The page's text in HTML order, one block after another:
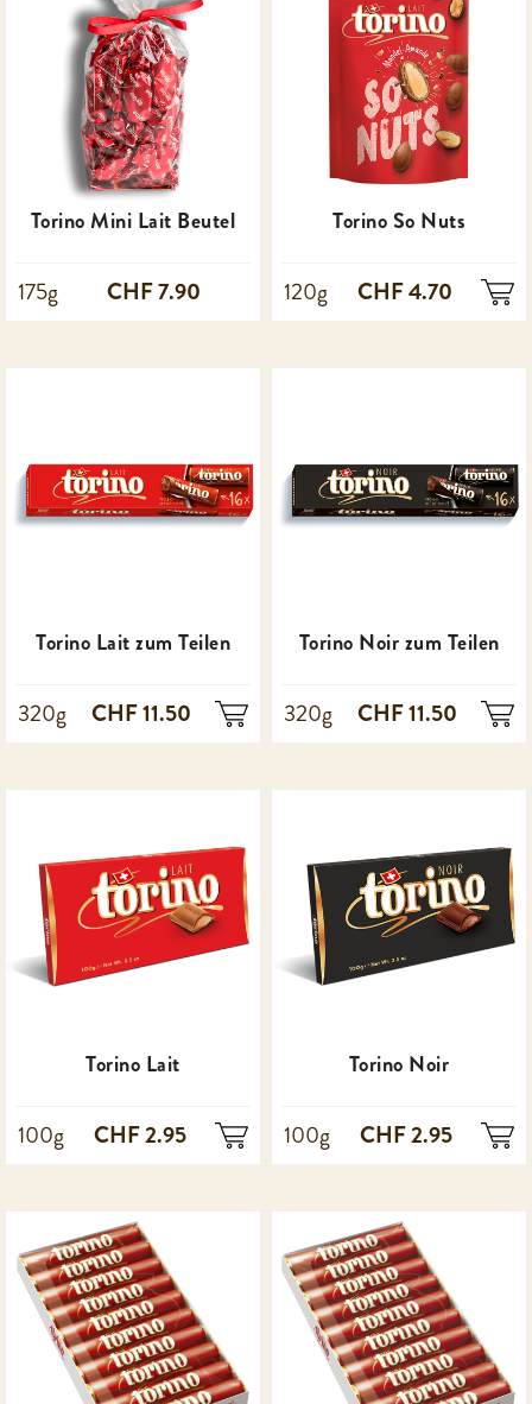
Torino Mini Lait Beutel
175g CHF 7.90
Torino So Nuts
120g CHF 4.70
Torino Lait zum Teilen
320g CHF 11.50
Torino Noir zum Teilen
320g CHF 11.50
Torino Lait
100g CHF 2.95
Torino Noir
100g CHF 2.95